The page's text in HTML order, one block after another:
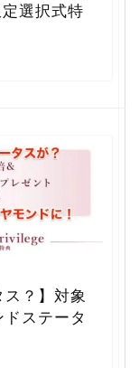
選択式特
ス？】対象
ステータ